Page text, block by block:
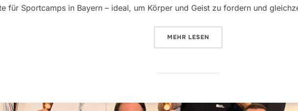
für Sportcamps in Bayern – ideal, um Körper und Geist zu fordern und
MEHR ÜBER „TRAININGSLAGER AM
LESEN